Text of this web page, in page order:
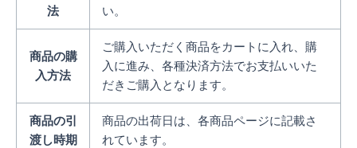
法
い。
商品の購
入方法
ご購入いただく商品をカートに入れ、購
入に進み、各種決済方法でお支払いいた
だきご購入となります。
商品の引
渡し時期
商品の出荷日は、各商品ページに記載さ
れています。